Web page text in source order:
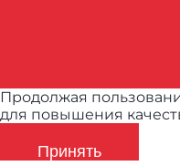
Продолжая
для повышения
Принять